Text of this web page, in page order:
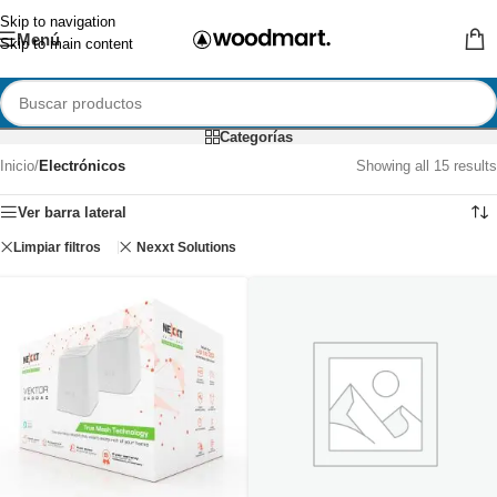
Skip to navigation
Skip to main content
Menú
Categorías
Inicio/Electrónicos Showing all 15 results
Ver barra lateral
Limpiar filtros Nexxt Solutions